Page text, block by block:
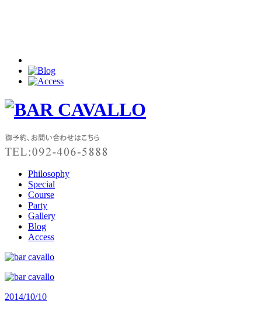
Philosophy
Special
Course
Party
Gallery
Blog
Access
2014/10/10